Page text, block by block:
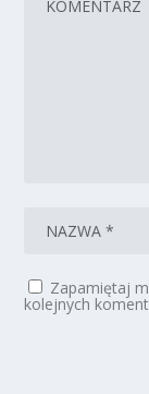
Zapamiętaj
kolejnych